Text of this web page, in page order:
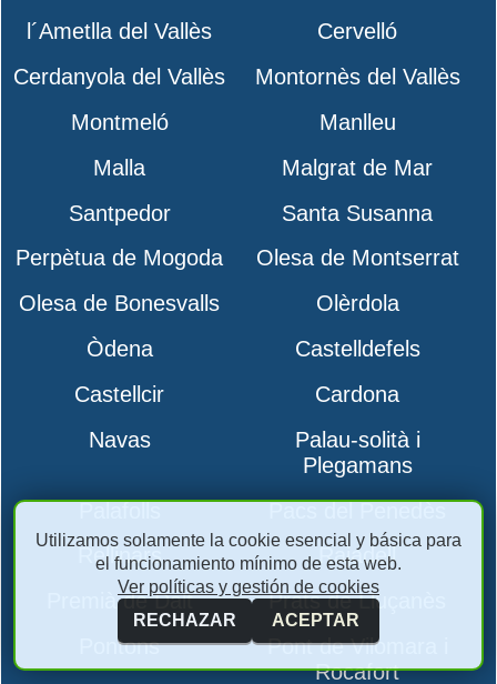
l´Ametlla del Vallès
Cervelló
Cerdanyola del Vallès
Montornès del Vallès
Montmeló
Manlleu
Malla
Malgrat de Mar
Santpedor
Santa Susanna
Perpètua de Mogoda
Olesa de Montserrat
Olesa de Bonesvalls
Olèrdola
Òdena
Castelldefels
Castellcir
Cardona
Navas
Palau-solità i
Plegamans
Palafolls
Pacs del Penedès
Rellinars
Rajadell
Premià de Dalt
Prats de Lluçanès
Pontons
Pont de Vilomara i
Rocafort
Utilizamos solamente la cookie esencial y básica para
el funcionamiento mínimo de esta web.
Ver políticas y gestión de cookies
RECHAZAR
ACEPTAR